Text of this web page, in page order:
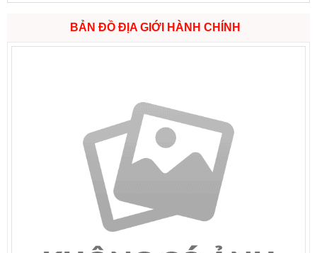
BẢN ĐỒ ĐỊA GIỚI HÀNH CHÍNH